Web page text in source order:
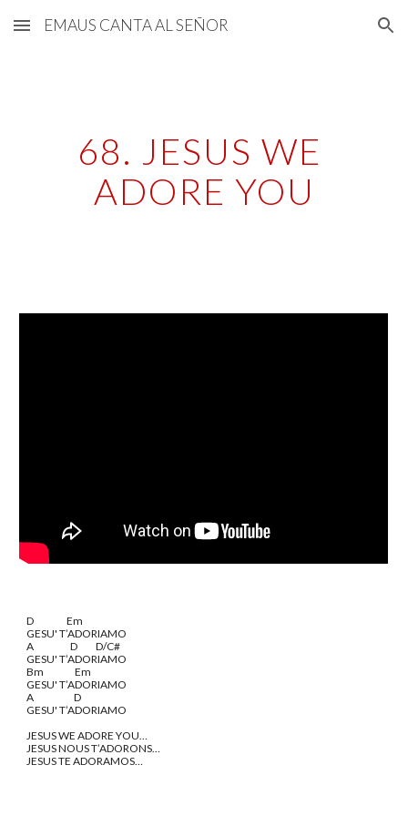
Skip to main content Skip to navigation
EMAUS CANTA AL SEÑOR
68. JESUS WE
ADORE YOU
D                  Em
GESU' T’ADORIAMO
A                    D          D/C#
GESU' T’ADORIAMO
Bm                 Em
GESU' T’ADORIAMO
A                      D
GESU' T’ADORIAMO
JESUS WE ADORE YOU…
JESUS NOUS T’ADORONS…
JESUS TE ADORAMOS…